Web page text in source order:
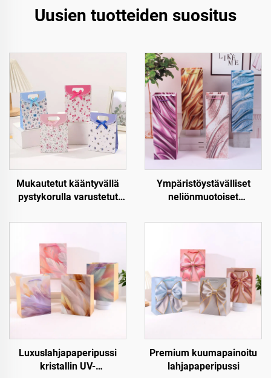
Uusien tuotteiden suositus
Mukautetut kääntyvällä
pystykorulla varustetut
Luxus, uudellen
mukautettavat
Ympäristöystävälliset
neliönmuotoiset
Kraft-paperinen viini- ja
Luxuslahjapaperipussi
kristallin UV-
Premium kuumapainoitu
lahjapaperipussi